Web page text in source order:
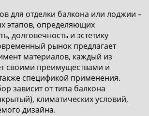
для отделки балкона или лоджии –
этапов, определяющих
долговечность и эстетику
рынок предлагает
материалов, каждый из
своими преимуществами и
спецификой применения.
зависит от типа балкона
климатических условий,
дизайна.